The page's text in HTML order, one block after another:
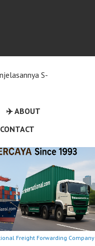
S-
✈️ ABOUT
Freight Forwarding Company